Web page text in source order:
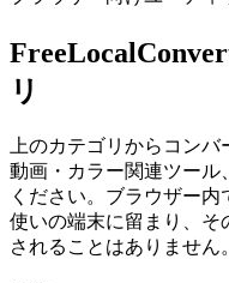
リ
上のカテゴリからコン
動画・カラー関連ツール
ください。ブラウザー
使いの端末に留まり、そ
されることはありません。